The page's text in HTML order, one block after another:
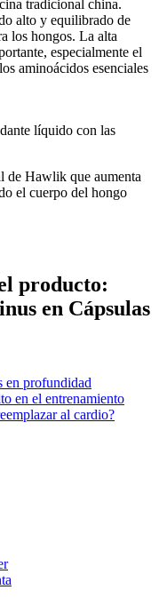
tradicional china.
alto y equilibrado de
los hongos. La alta
especialmente el
aminoácidos esenciales
líquido con las
de Hawlik que aumenta
el cuerpo del hongo
producto:
en Cápsulas
en profundidad
en el entrenamiento
al cardio?